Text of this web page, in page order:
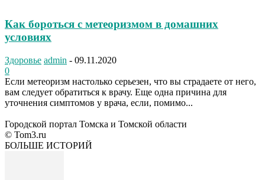
Как бороться с метеоризмом в домашних
условиях
Здоровье admin - 09.11.2020
0
Если метеоризм настолько серьезен, что вы страдаете от него,
вам следует обратиться к врачу. Еще одна причина для
уточнения симптомов у врача, если, помимо...
Городской портал Томска и Томской области
© Tom3.ru
БОЛЬШЕ ИСТОРИЙ